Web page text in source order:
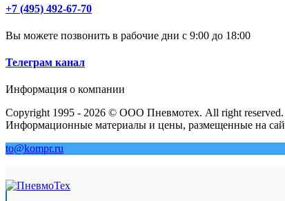
+7 (495) 492-67-70
Вы можете позвонить в рабочие дни с 9:00 до 18:00
Телеграм канал
Информация о компании
Copyright 1995 - 2026 © ООО Пневмотех. All right reserved.
Информационные материалы и цены, размещенные на
to@kompr.ru